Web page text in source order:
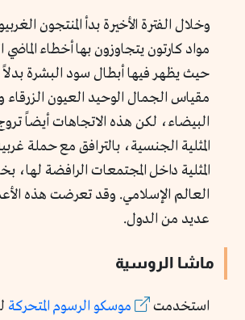
وخلال الفترة الأخيرة بدأ المنتجون
مواد كارتون يتجاوزون بها أخطاء
حيث يظهر فيها أبطال سود البشرة بدلاً
مقياس الجمال الوحيد العيون الزرقاء
البيضاء، لكن هذه الاتجاهات أيضاً
المثلية الجنسية، بالترافق مع حملة
المثلية داخل المجتمعات الرافضة لها،
العالم الإسلامي. وقد تعرضت هذه
عديد من الدول.
ماشا الروسية
استخدمت موسكو الرسوم المتحركة